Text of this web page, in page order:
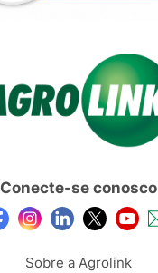
Conecte-se conosco
Sobre a Agrolink